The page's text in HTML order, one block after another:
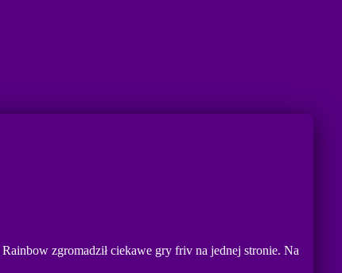
zgromadził ciekawe gry friv na jednej stronie. Na